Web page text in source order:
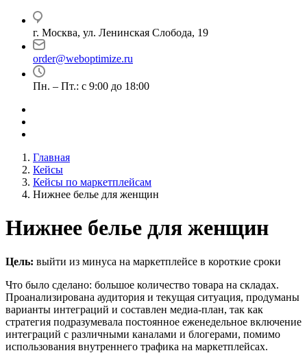
г. Москва, ул. Ленинская Слобода, 19
order@weboptimize.ru
Пн. – Пт.: с 9:00 до 18:00
Главная
Кейсы
Кейсы по маркетплейсам
Нижнее белье для женщин
Нижнее белье для женщин
Цель: выйти из минуса на маркетплейсе в короткие сроки
Что было сделано: большое количество товара на складах.
Проанализирована аудитория и текущая ситуация, продуманы
варианты интеграций и составлен медиа-план, так как
стратегия подразумевала постоянное еженедельное включение
интеграций с различными каналами и блогерами, помимо
использования внутреннего трафика на маркетплейсах.